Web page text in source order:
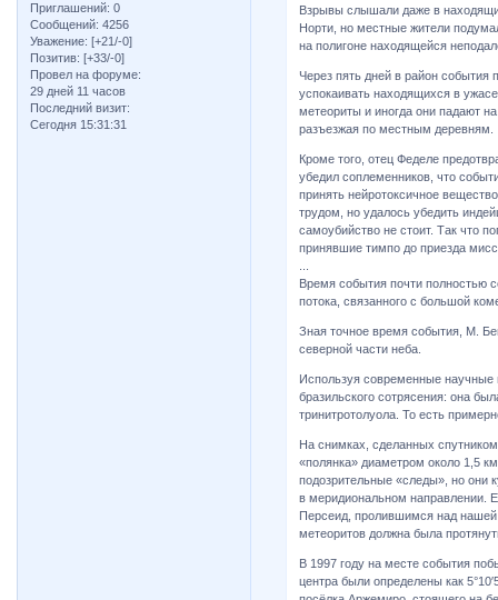
Приглашений: 0
Сообщений: 4256
Уважение: [+21/-0]
Позитив: [+33/-0]
Провел на форуме:
29 дней 11 часов
Последний визит:
Сегодня 15:31:31
Взрывы слышали даже в
Норти, но местные жители
на полигоне находящейся
Через пять дней в район
успокаивать находящихся в
метеориты и иногда они падают
разъезжая по местным деревням.
Кроме того, отец Феделе
убедил соплеменников, что
принять нейротоксичное
трудом, но удалось убедить
самоубийство не стоит. Так что
принявшие тимпо до приезда
Время события почти полностью
потока, связанного с большой
Зная точное время события, М.
северной части неба.
Используя современные
бразильского сотрясения: она
тринитротолуола. То есть
На снимках, сделанных
«полянка» диаметром около 1,5
подозрительные «следы», но они
в меридиональном направлении.
Персеид, пролившимся над нашей
метеоритов должна была
В 1997 году на месте события
центра были определены как